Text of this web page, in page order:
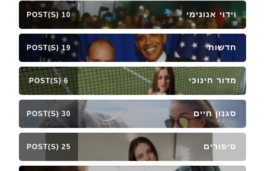
וידוי אנונימי 10 POST(S)
חדשות 19 POST(S)
מדור חינוכי 6 POST(S)
סגנון חיים 30 POST(S)
סיפורים 25 POST(S)